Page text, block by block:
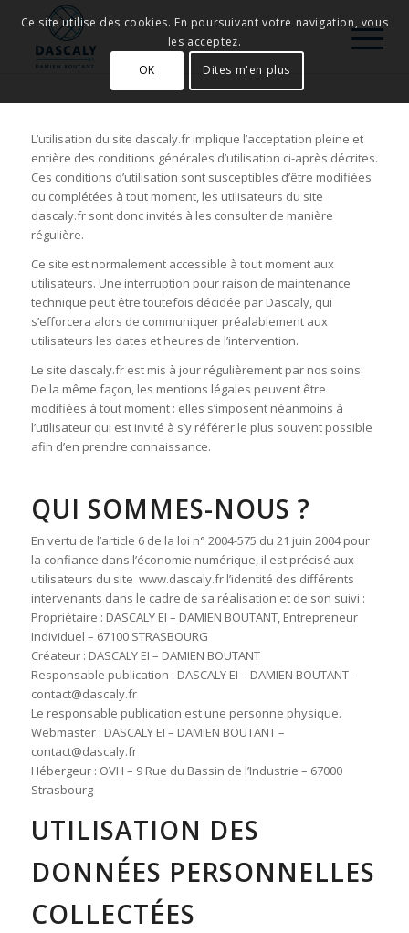
L’utilisation du site dascaly.fr implique l’acceptation pleine et
entière des conditions générales d’utilisation ci-après décrites.
Ces conditions d’utilisation sont susceptibles d’être modifiées
ou complétées à tout moment, les utilisateurs du site
dascaly.fr sont donc invités à les consulter de manière
régulière.
Ce site est normalement accessible à tout moment aux
utilisateurs. Une interruption pour raison de maintenance
technique peut être toutefois décidée par Dascaly, qui
s’efforcera alors de communiquer préalablement aux
utilisateurs les dates et heures de l’intervention.
Le site dascaly.fr est mis à jour régulièrement par nos soins.
De la même façon, les mentions légales peuvent être
modifiées à tout moment : elles s’imposent néanmoins à
l’utilisateur qui est invité à s’y référer le plus souvent possible
afin d’en prendre connaissance.
QUI SOMMES-NOUS ?
En vertu de l’article 6 de la loi n° 2004-575 du 21 juin 2004 pour
la confiance dans l’économie numérique, il est précisé aux
utilisateurs du site www.dascaly.fr l’identité des différents
intervenants dans le cadre de sa réalisation et de son suivi :
Propriétaire : DASCALY EI – DAMIEN BOUTANT, Entrepreneur
Individuel – 67100 STRASBOURG
Créateur : DASCALY EI – DAMIEN BOUTANT
Responsable publication : DASCALY EI – DAMIEN BOUTANT –
contact@dascaly.fr
Le responsable publication est une personne physique.
Webmaster : DASCALY EI – DAMIEN BOUTANT –
contact@dascaly.fr
Hébergeur : OVH – 9 Rue du Bassin de l’Industrie – 67000
Strasbourg
UTILISATION DES
DONNÉES PERSONNELLES
COLLECTÉES
Ce site utilise des cookies. En poursuivant votre navigation, vous
les acceptez.
OK
Dites m'en plus